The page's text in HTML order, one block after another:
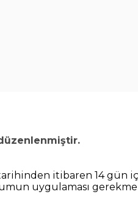
düzenlenmiştir.
itibaren 14 gün
uygulaması